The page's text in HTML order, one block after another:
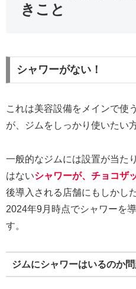
きこと
シャワーがない！
これは美容設備をメインで使
が、ジムをしっかり使いたい
一般的なジムには設置が当た
はないシャワーが、チョコザ
後導入される店舗にもしかし
2024年9月時点でシャワーを
す。
ジムにシャワーはいるのか問